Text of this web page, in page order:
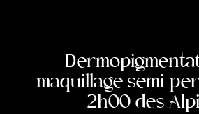
maquillage semi-
2h00 des